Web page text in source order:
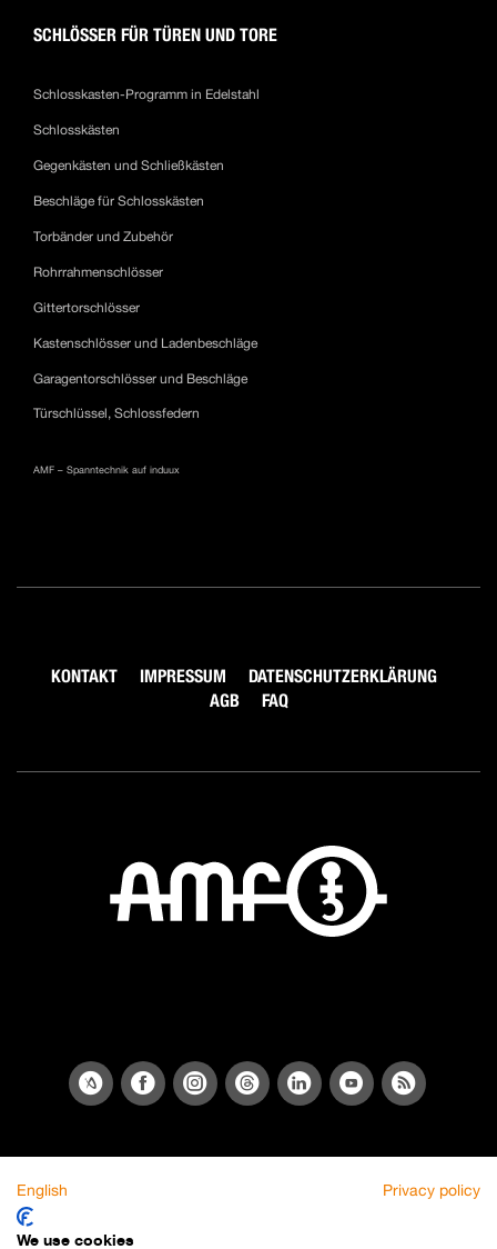
SCHLÖSSER FÜR TÜREN UND TORE
Schlosskasten-Programm in Edelstahl
Schlosskästen
Gegenkästen und Schließkästen
Beschläge für Schlosskästen
Torbänder und Zubehör
Rohrrahmenschlösser
Gittertorschlösser
Kastenschlösser und Ladenbeschläge
Garagentorschlösser und Beschläge
Türschlüssel, Schlossfedern
AMF – Spanntechnik auf induux
KONTAKT IMPRESSUM
DATENSCHUTZERKLÄRUNG
AGB
FAQ
English Privacy policy
We use cookies